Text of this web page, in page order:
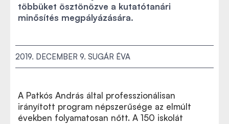
többüket ösztönözve a kutatótanári
minősítés megpályázására.
2019. DECEMBER 9. SUGÁR ÉVA
A Patkós András által professzionálisan
irányított program népszerűsége az elmúlt
években folyamatosan nőtt. A 150 iskolát